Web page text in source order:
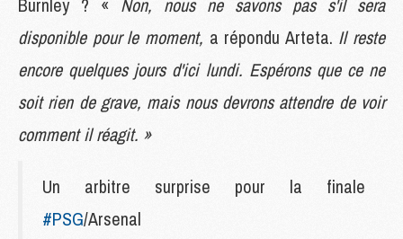
disponible pour le moment, a répondu Arteta. Il reste
encore quelques jours d'ici lundi. Espérons que ce ne
soit rien de grave, mais nous devrons attendre de voir
comment il réagit. »
Un arbitre surprise pour la finale
#PSG/Arsenal